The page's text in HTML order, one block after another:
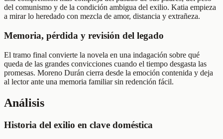
del comunismo y de la condición ambigua del exilio. Katia empieza
a mirar lo heredado con mezcla de amor, distancia y extrañeza.
Memoria, pérdida y revisión del legado
El tramo final convierte la novela en una indagación sobre qué
queda de las grandes convicciones cuando el tiempo desgasta las
promesas. Moreno Durán cierra desde la emoción contenida y deja
al lector ante una memoria familiar sin redención fácil.
Análisis
Historia del exilio en clave doméstica